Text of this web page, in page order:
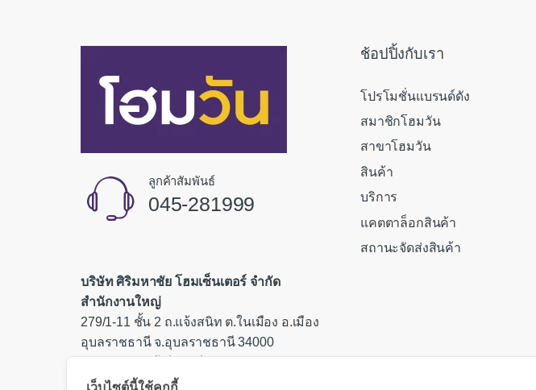
ลูกค้าสัมพันธ์
045-281999
บริษัท ศิริมหาชัย โฮมเซ็นเตอร์ จำกัด
สำนักงานใหญ่
279/1-11 ชั้น 2 ถ.แจ้งสนิท ต.ในเมือง อ.เมือง
อุบลราชธานี จ.อุบลราชธานี 34000
ช้อปปิ้งกับเรา
โปรโมชั่นแบรนด์ดัง
สมาชิกโฮมวัน
สาขาโฮมวัน
สินค้า
บริการ
แคตตาล็อกสินค้า
สถานะจัดส่งสินค้า
เว็บไซต์นี้ใช้คุกกี้